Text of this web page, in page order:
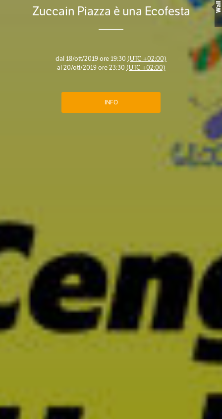
Zuccain Piazza è una Ecofesta
dal 18/ott/2019 ore 19:30 (UTC +02:00)
al 20/ott/2019 ore 23:30 (UTC +02:00)
INFO
Wall